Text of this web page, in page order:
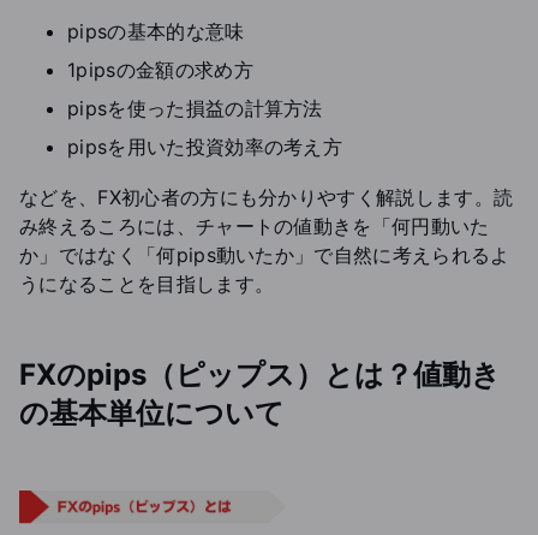
pipsの基本的な意味
1pipsの金額の求め方
pipsを使った損益の計算方法
pipsを用いた投資効率の考え方
などを、FX初心者の方にも分かりやすく解説します。読
み終えるころには、チャートの値動きを「何円動いた
か」ではなく「何pips動いたか」で自然に考えられるよ
うになることを目指します。
FXのpips（ピップス）とは？値動き
の基本単位について